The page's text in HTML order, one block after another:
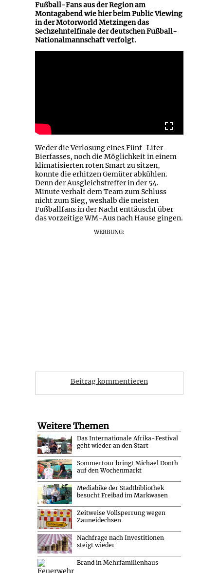
Fußball-Fans aus der Region am
Montagabend wie hier beim Public Viewing
in der Motorworld Metzingen das
Sechzehntelfinale der deutschen Fußball-
Nationalmannschaft verfolgt.
Weder die Verlosung eines Fünf-Liter-
Bierfasses, noch die Möglichkeit in einem
klimatisierten roten Smart zu sitzen,
konnte die erhitzen Gemüter abkühlen.
Denn der Ausgleichstreffer in der 54.
Minute verhalf dem Team zum Schluss
nicht zum Sieg, weshalb die meisten
Fußballfans in der Nacht enttäuscht über
das vorzeitige WM-Aus nach Hause gingen.
WERBUNG:
Beitrag kommentieren
Weitere Themen
Das Internationale Afrika-Festival
geht wieder an den Start
Sommertour bringt Michael Donth
auf den Wochenmarkt
Mediabike der Stadtbibliothek
besucht Freibad im Markwasen
Zeitweise Vollsperrung wegen
Zauneidechsen
Nachfrage nach Investitionen
steigt wieder
Brand in Mehrfamilienhaus